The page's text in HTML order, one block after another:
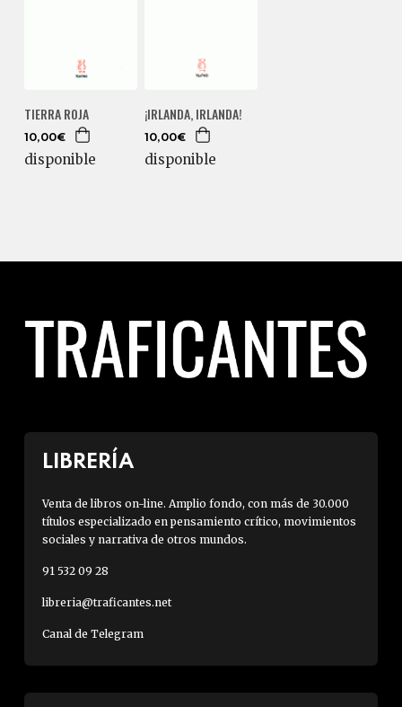
TIERRA ROJA
10,00€
disponible
¡IRLANDA, IRLANDA!
10,00€
disponible
LIBRERÍA
Venta de libros on-line. Amplio fondo, con más de 30.000
títulos especializado en pensamiento crítico, movimientos
sociales y narrativa de otros mundos.
91 532 09 28
libreria@traficantes.net
Canal de Telegram